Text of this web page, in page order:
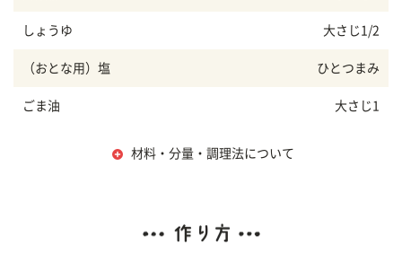
しょうゆ 大さじ1/2
（おとな用）塩 ひとつまみ
ごま油 大さじ1
材料・分量・調理法について